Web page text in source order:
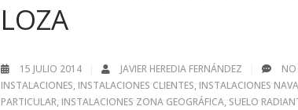
LOZA
15 JULIO 2014 JAVIER HEREDIA FERNÁNDEZ NO
INSTALACIONES, INSTALACIONES CLIENTES, INSTALACIONES
PARTICULAR, INSTALACIONES ZONA GEOGRÁFICA, SUELO